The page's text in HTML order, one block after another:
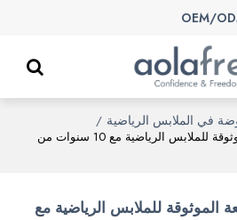
في الملابس الرياضية /
أولافري - الشركة المصنعة الموثوقة للملابس الرياضية مع 10 سنوات من
الموثوقة للملابس الرياضية مع